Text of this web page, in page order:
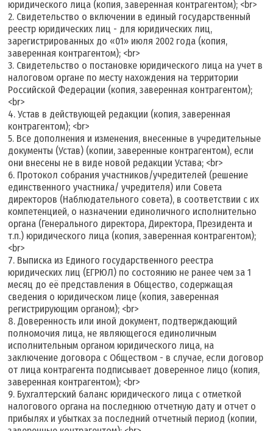
юридического лица (копия, заверенная контрагентом); <br>
2. Свидетельство о включении в единый государственный
реестр юридических лиц - для юридических лиц,
зарегистрированных до «01» июля 2002 года (копия,
заверенная контрагентом); <br>
3. Свидетельство о постановке юридического лица на учет в
налоговом органе по месту нахождения на территории
Российской Федерации (копия, заверенная контрагентом);
<br>
4. Устав в действующей редакции (копия, заверенная
контрагентом); <br>
5. Все дополнения и изменения, внесенные в учредительные
документы (Устав) (копии, заверенные контрагентом), если
они внесены не в виде новой редакции Устава; <br>
6. Протокол собрания участников/учредителей (решение
единственного участника/ учредителя) или Совета
директоров (Наблюдательного совета), в соответствии с их
компетенцией, о назначении единоличного исполнительно
органа (Генерального директора, Директора, Президента и
т.п.) юридического лица (копия, заверенная контрагентом);
<br>
7. Выписка из Единого государственного реестра
юридических лиц (ЕГРЮЛ) по состоянию не ранее чем за 1
месяц до её представления в Общество, содержащая
сведения о юридическом лице (копия, заверенная
регистрирующим органом); <br>
8. Доверенность или иной документ, подтверждающий
полномочия лица, не являющегося единоличным
исполнительным органом юридического лица, на
заключение договора с Обществом - в случае, если договор
от лица контрагента подписывает доверенное лицо (копия,
заверенная контрагентом); <br>
9. Бухгалтерский баланс юридического лица с отметкой
налогового органа на последнюю отчетную дату и отчет о
прибылях и убытках за последний отчетный период (копии,